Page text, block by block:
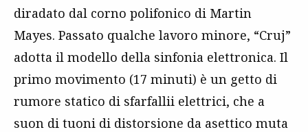
diradato dal corno polifonico di Martin
Mayes. Passato qualche lavoro minore, “Cruj”
adotta il modello della sinfonia elettronica. Il
primo movimento (17 minuti) è un getto di
rumore statico di sfarfallii elettrici, che a
suon di tuoni di distorsione da asettico muta